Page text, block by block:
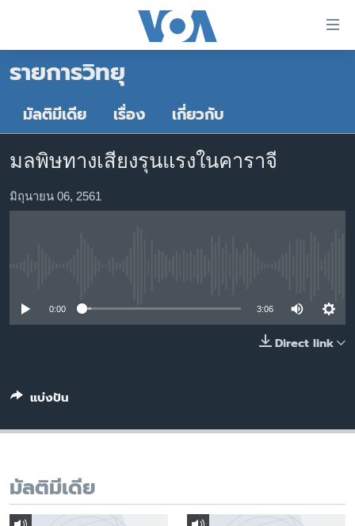
ต่อ
เนื้อหา
ข้าม
ไป
หน้า
การ
ค้นหา
หน้าหลัก
โลก
เอเชีย
สหรัฐฯ
ไทย
ไลฟ์สไตล์
พอดคาสต์
เลือกภาษา
รายการวิทยุ
มัลติมีเดีย เรื่อง เกี่ยวกับ
มลพิษทางเสียงรุนแรงในคาราจี
มิถุนายน 06, 2561
0:00 3:06
Direct link
แบ่งปัน
มัลติมีเดีย